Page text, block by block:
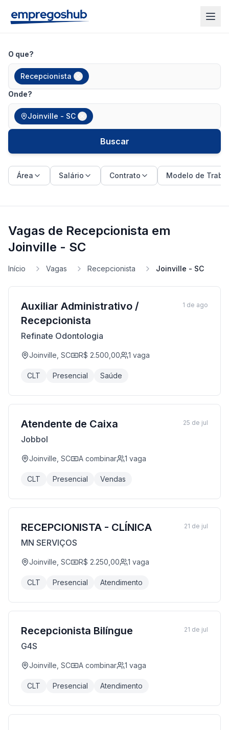
O que?
Recepcionista
Onde?
Joinville - SC
Buscar
Área Salário Contrato Modelo de
Vagas de Recepcionista em
Joinville - SC
Início Vagas Recepcionista Joinville - SC
Auxiliar Administrativo /
Recepcionista
Refinate Odontologia
Joinville, SC R$ 2.500,00 1 vaga
CLT Presencial Saúde
1 de ago
Atendente de Caixa
Jobbol
Joinville, SC A combinar 1 vaga
CLT Presencial Vendas
25 de jul
RECEPCIONISTA - CLÍNICA
MN SERVIÇOS
Joinville, SC R$ 2.250,00 1 vaga
CLT Presencial Atendimento
21 de jul
Recepcionista Bilíngue
G4S
Joinville, SC A combinar 1 vaga
CLT Presencial Atendimento
21 de jul